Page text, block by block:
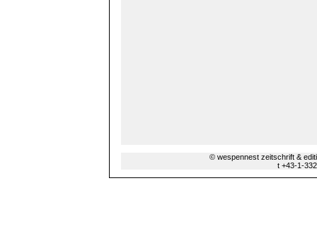
© wespennest zeitschrift &
t +43-1-